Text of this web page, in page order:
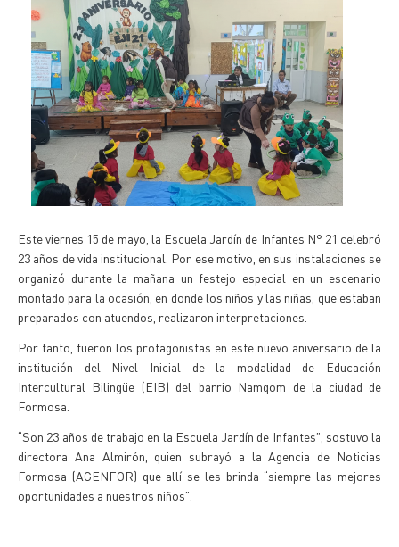
Este viernes 15 de mayo, la Escuela Jardín de Infantes N° 21 celebró
23 años de vida institucional. Por ese motivo, en sus instalaciones se
organizó durante la mañana un festejo especial en un escenario
montado para la ocasión, en donde los niños y las niñas, que estaban
preparados con atuendos, realizaron interpretaciones.
Por tanto, fueron los protagonistas en este nuevo aniversario de la
institución del Nivel Inicial de la modalidad de Educación
Intercultural Bilingüe (EIB) del barrio Namqom de la ciudad de
Formosa.
“Son 23 años de trabajo en la Escuela Jardín de Infantes”, sostuvo la
directora Ana Almirón, quien subrayó a la Agencia de Noticias
Formosa (AGENFOR) que allí se les brinda “siempre las mejores
oportunidades a nuestros niños”.